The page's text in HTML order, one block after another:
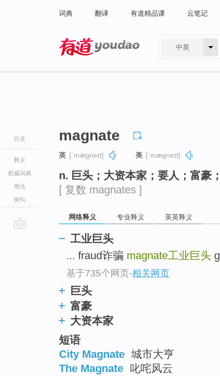
词典 翻译 有道精品课 云笔记
中英
目录
释义
权威词典
用法
例句
magnate
英 [ˈmæɡneɪt] 美 [ˈmæɡneɪt]
n. 巨头；大资本家；要人；富
[ 复数 magnates ]
网络释义 专业释义 英英释义
工业巨头
... fraud诈骗 magnate工业巨头
基于735个网页-相关网页
巨头
富豪
大资本家
短语
City Magnate 城市大亨
The Magnate 叱咤风云